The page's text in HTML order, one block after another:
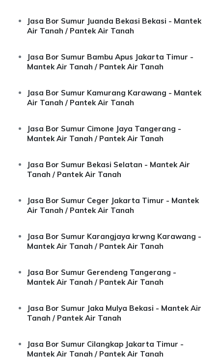
Jasa Bor Sumur Juanda Bekasi Bekasi - Mantek
Air Tanah / Pantek Air Tanah
Jasa Bor Sumur Bambu Apus Jakarta Timur -
Mantek Air Tanah / Pantek Air Tanah
Jasa Bor Sumur Kamurang Karawang - Mantek
Air Tanah / Pantek Air Tanah
Jasa Bor Sumur Cimone Jaya Tangerang -
Mantek Air Tanah / Pantek Air Tanah
Jasa Bor Sumur Bekasi Selatan - Mantek Air
Tanah / Pantek Air Tanah
Jasa Bor Sumur Ceger Jakarta Timur - Mantek
Air Tanah / Pantek Air Tanah
Jasa Bor Sumur Karangjaya krwng Karawang -
Mantek Air Tanah / Pantek Air Tanah
Jasa Bor Sumur Gerendeng Tangerang -
Mantek Air Tanah / Pantek Air Tanah
Jasa Bor Sumur Jaka Mulya Bekasi - Mantek Air
Tanah / Pantek Air Tanah
Jasa Bor Sumur Cilangkap Jakarta Timur -
Mantek Air Tanah / Pantek Air Tanah